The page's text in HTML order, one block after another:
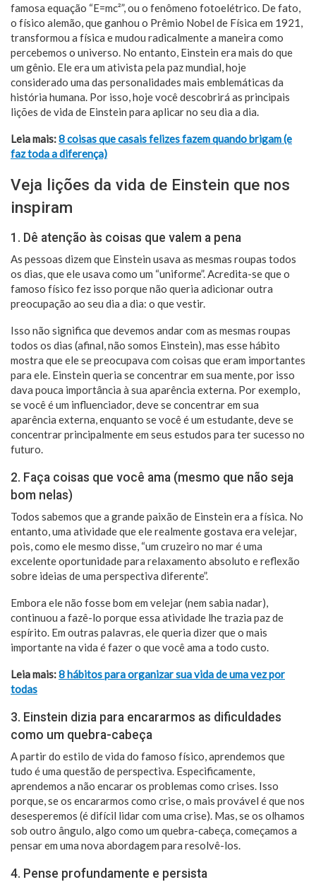
famosa equação “E=mc²”, ou o fenômeno fotoelétrico. De fato,
o físico alemão, que ganhou o Prêmio Nobel de Física em 1921,
transformou a física e mudou radicalmente a maneira como
percebemos o universo. No entanto, Einstein era mais do que
um gênio. Ele era um ativista pela paz mundial, hoje
considerado uma das personalidades mais emblemáticas da
história humana. Por isso, hoje você descobrirá as principais
lições de vida de Einstein para aplicar no seu dia a dia.
Leia mais:8 coisas que casais felizes fazem quando brigam (e
faz toda a diferença)
Veja lições da vida de Einstein que nos
inspiram
1. Dê atenção às coisas que valem a pena
As pessoas dizem que Einstein usava as mesmas roupas todos
os dias, que ele usava como um “uniforme”. Acredita-se que o
famoso físico fez isso porque não queria adicionar outra
preocupação ao seu dia a dia: o que vestir.
Isso não significa que devemos andar com as mesmas roupas
todos os dias (afinal, não somos Einstein), mas esse hábito
mostra que ele se preocupava com coisas que eram importantes
para ele. Einstein queria se concentrar em sua mente, por isso
dava pouca importância à sua aparência externa. Por exemplo,
se você é um influenciador, deve se concentrar em sua
aparência externa, enquanto se você é um estudante, deve se
concentrar principalmente em seus estudos para ter sucesso no
futuro.
2. Faça coisas que você ama (mesmo que não seja
bom nelas)
Todos sabemos que a grande paixão de Einstein era a física. No
entanto, uma atividade que ele realmente gostava era velejar,
pois, como ele mesmo disse, “um cruzeiro no mar é uma
excelente oportunidade para relaxamento absoluto e reflexão
sobre ideias de uma perspectiva diferente”.
Embora ele não fosse bom em velejar (nem sabia nadar),
continuou a fazê-lo porque essa atividade lhe trazia paz de
espírito. Em outras palavras, ele queria dizer que o mais
importante na vida é fazer o que você ama a todo custo.
Leia mais:8 hábitos para organizar sua vida de uma vez por
todas
3. Einstein dizia para encararmos as dificuldades
como um quebra-cabeça
A partir do estilo de vida do famoso físico, aprendemos que
tudo é uma questão de perspectiva. Especificamente,
aprendemos a não encarar os problemas como crises. Isso
porque, se os encararmos como crise, o mais provável é que nos
desesperemos (é difícil lidar com uma crise). Mas, se os olhamos
sob outro ângulo, algo como um quebra-cabeça, começamos a
pensar em uma nova abordagem para resolvê-los.
4. Pense profundamente e persista